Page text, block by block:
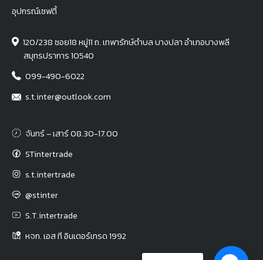
อุปกรณ์เซฟตี้
120/238 ซอย18 หมู่11 ถ. เทพารักษ์ตำบล บางปลา อำเภอบางพลี
สมุทรปราการ 10540
099-490-6022
s.t.inter@outlook.com
จันทร์ – เสาร์ 08.30-17.00
STintertrade
s.t.intertrade
@stinter
S.T.intertrade
หจก. เอส ที อินเตอร์เทรด 1992